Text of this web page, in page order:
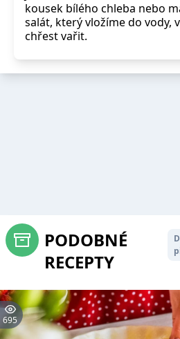
kousek bílého chleba nebo
salát, který vložíme do vody,
chřest vařit.
PODOBNÉ
RECEPTY
695